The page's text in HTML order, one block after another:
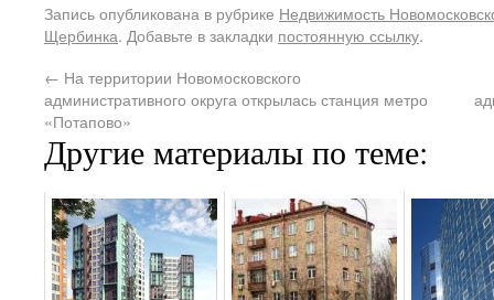
Запись опубликована в рубрике Недвижимость
Щербинка. Добавьте в закладки постоянную ссылку.
← На территории Новомосковского
административного округа открылась станция метро
«Потапово»
Другие материалы по теме: